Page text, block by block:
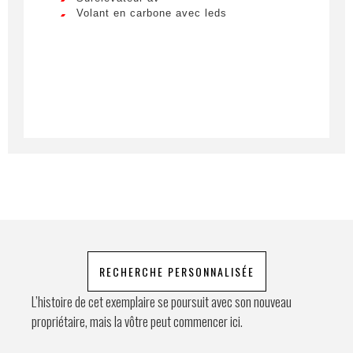
Demande spéciale
Lorem ipsum dolor sit amet, consectetur
adipiscing elit. Ut a elit sed nisl pulvinar
Volant en carbone avec leds
RECHERCHE PERSONNALISÉE
L’histoire de cet exemplaire se poursuit avec son nouveau
propriétaire, mais la vôtre peut commencer ici.